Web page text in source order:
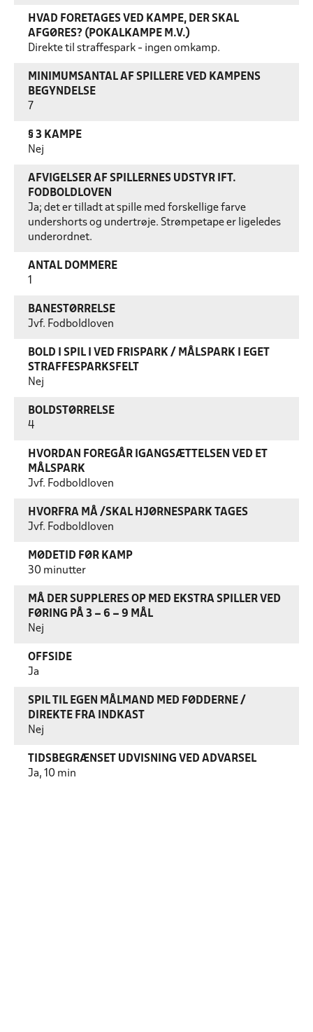
HVAD FORETAGES VED KAMPE, DER SKAL
AFGØRES? (POKALKAMPE M.V.)
Direkte til straffespark - ingen omkamp.
MINIMUMSANTAL AF SPILLERE VED KAMPENS
BEGYNDELSE
7
§ 3 KAMPE
Nej
AFVIGELSER AF SPILLERNES UDSTYR IFT.
FODBOLDLOVEN
Ja; det er tilladt at spille med forskellige farve
undershorts og undertrøje. Strømpetape er ligeledes
underordnet.
ANTAL DOMMERE
BANESTØRRELSE
Jvf. Fodboldloven
BOLD I SPIL I VED FRISPARK / MÅLSPARK I EGET
STRAFFESPARKSFELT
Nej
BOLDSTØRRELSE
4
HVORDAN FOREGÅR IGANGSÆTTELSEN VED ET
MÅLSPARK
Jvf. Fodboldloven
HVORFRA MÅ /SKAL HJØRNESPARK TAGES
Jvf. Fodboldloven
MØDETID FØR KAMP
30 minutter
MÅ DER SUPPLERES OP MED EKSTRA SPILLER VED
FØRING PÅ 3 – 6 – 9 MÅL
Nej
OFFSIDE
Ja
SPIL TIL EGEN MÅLMAND MED FØDDERNE /
DIREKTE FRA INDKAST
Nej
TIDSBEGRÆNSET UDVISNING VED ADVARSEL
Ja, 10 min